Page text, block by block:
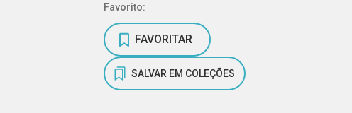
Favorito:
FAVORITAR
SALVAR EM COLEÇÕES